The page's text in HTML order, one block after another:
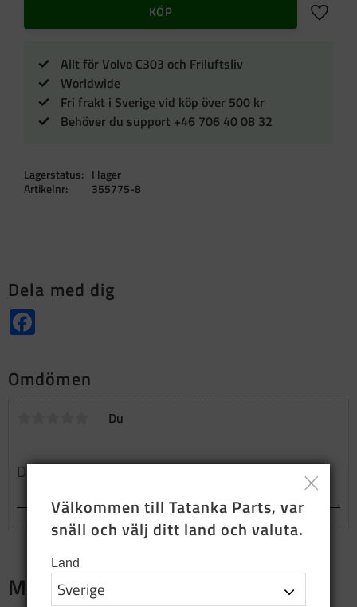
KÖP Lägg
Allt för Volvo C303 och Friluftsliv
Worldwide
Fri frakt i Sverige vid köp över 500 kr
Behöver du support +46 706 40 08 32
Lagerstatus
I lager
Artikelnr
355775-8
Dela med dig
Omdömen
Du
Merch
Välkommen till Tatanka Parts, var
snäll och välj ditt land och valuta.
Land